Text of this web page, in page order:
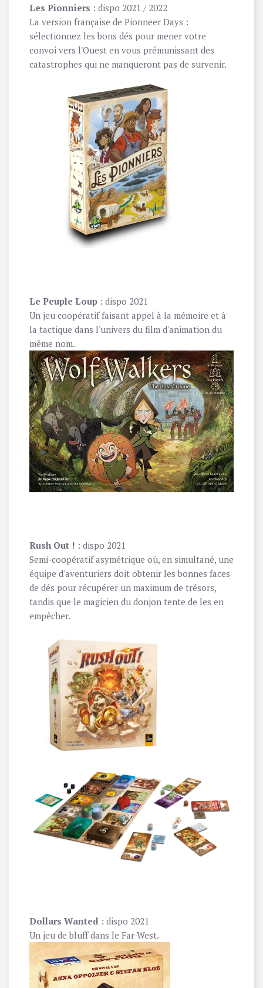
Les Pionniers : dispo 2021 / 2022
La version française de Pionneer Days :
sélectionnez les bons dés pour mener votre
convoi vers l'Ouest en vous prémunissant des
catastrophes qui ne manqueront pas de survenir.
Le Peuple Loup : dispo 2021
Un jeu coopératif faisant appel à la mémoire et à
la tactique dans l'univers du film d'animation du
même nom.
Rush Out ! : dispo 2021
Semi-coopératif asymétrique où, en simultané, une
équipe d'aventuriers doit obtenir les bonnes faces
de dés pour récupérer un maximum de trésors,
tandis que le magicien du donjon tente de les en
empêcher.
Dollars Wanted : dispo 2021
Un jeu de bluff dans le Far-West.